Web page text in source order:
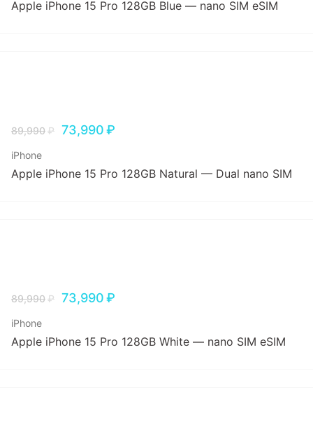
Apple iPhone 15 Pro 128GB Blue — nano SIM eSIM
89,990₽ 73,990₽
iPhone
Apple iPhone 15 Pro 128GB Natural — Dual nano SIM
89,990₽ 73,990₽
iPhone
Apple iPhone 15 Pro 128GB White — nano SIM eSIM